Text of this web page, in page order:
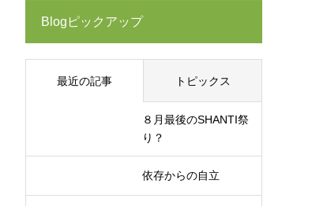
Blogピックアップ
最近の記事 トピックス
８月最後のSHANTI祭
り？
依存からの自立